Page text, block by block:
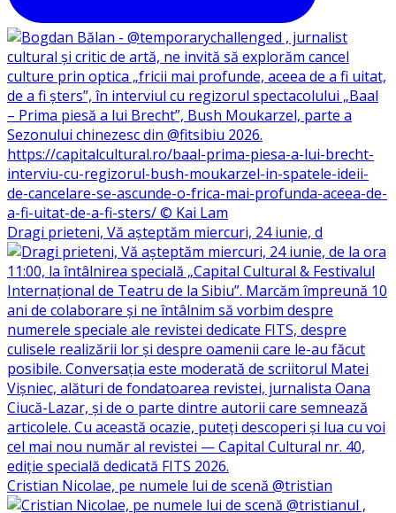
Dragi prieteni, Vă așteptăm miercuri, 24 iunie, d
Cristian Nicolae, pe numele lui de scenă @tristian